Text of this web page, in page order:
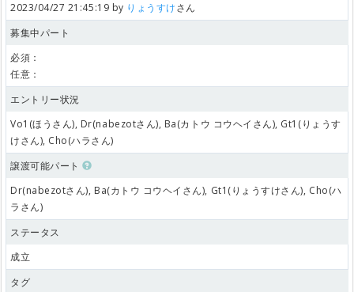
2023/04/27 21:45:19 by りょうすけさん
募集中パート
必須：
任意：
エントリー状況
Vo1(ほうさん), Dr(nabezotさん), Ba(カトウ コウヘイさん), Gt1(りょうす
けさん), Cho(ハラさん)
譲渡可能パート
Dr(nabezotさん), Ba(カトウ コウヘイさん), Gt1(りょうすけさん), Cho(ハ
ラさん)
ステータス
成立
タグ